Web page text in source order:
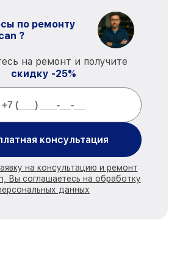
по ремонту
?
на ремонт и получите
скидку -25%
консультация
на консультацию и ремонт
Вы соглашаетесь на обработку
данных